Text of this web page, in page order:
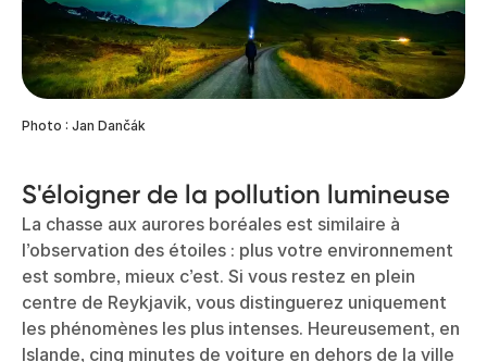
Photo : Jan Dančák
S'éloigner de la pollution lumineuse
La chasse aux aurores boréales est similaire à
l’observation des étoiles : plus votre environnement
est sombre, mieux c’est. Si vous restez en plein
centre de Reykjavik, vous distinguerez uniquement
les phénomènes les plus intenses. Heureusement, en
Islande, cinq minutes de voiture en dehors de la ville